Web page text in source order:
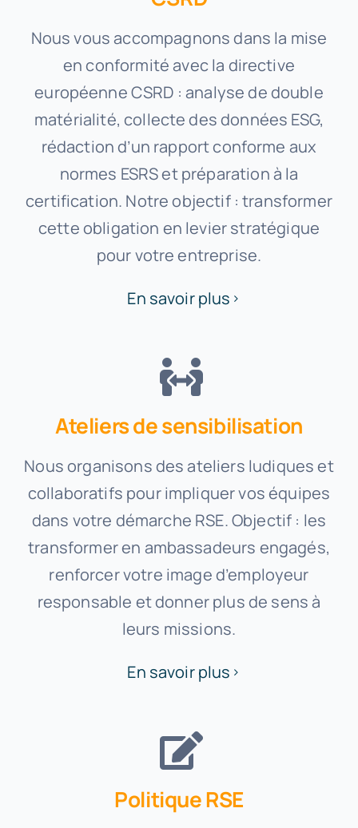
Nous vous accompagnons dans la mise
en conformité avec la directive
européenne CSRD : analyse de double
matérialité, collecte des données ESG,
rédaction d’un rapport conforme aux
normes ESRS et préparation à la
certification. Notre objectif : transformer
cette obligation en levier stratégique
pour votre entreprise.
En savoir plus
Ateliers de sensibilisation
Nous organisons des ateliers ludiques et
collaboratifs pour impliquer vos équipes
dans votre démarche RSE. Objectif : les
transformer en ambassadeurs engagés,
renforcer votre image d’employeur
responsable et donner plus de sens à
leurs missions.
En savoir plus
Politique RSE